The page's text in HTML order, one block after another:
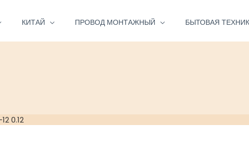
КИТАЙ ПРОВОД МОНТАЖНЫЙ БЫТОВАЯ
0.12